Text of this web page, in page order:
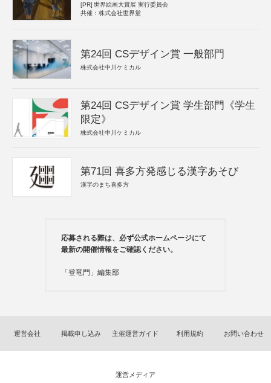
[PR] 世界絵画大賞展 実行委員会
共催：株式会社世界堂
第24回 CSデザイン賞 一般部門
株式会社中川ケミカル
第24回 CSデザイン賞 学生部門《学生
限定》
株式会社中川ケミカル
第71回 喜多方発感じる漢字あそび
漢字のまち喜多方
応募される際は、必ず公式ホームページにて
最新の開催情報をご確認ください。
「登竜門」編集部
運営会社 掲載申し込み 主催運営ガイド 利用規約 お問い合わせ
運営メディア